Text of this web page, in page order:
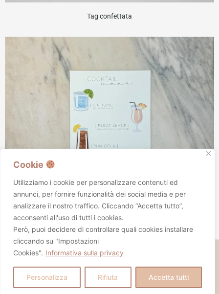
Cookie
Utilizziamo i cookie per personalizzare contenuti ed
annunci, per fornire funzionalità dei social media e per
analizzare il nostro traffico. Cliccando “Accetta tutto”,
acconsenti all'uso di tutti i cookies.
Però, puoi decidere di controllare quali cookies installare
cliccando su "Impostazioni
Cookies". Informativa sulla privacy
Personalizza Rifiuta Accetta tutti
Tag confettata
Copyright © 2026 tanali |Privacy Policy
Powered bymegwave.agency